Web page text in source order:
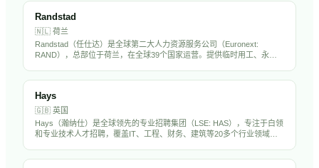
Randstad
🇳🇱 荷兰
Randstad（任仕达）是全球第二大人力资源服务公司（Euronext:
RAND），总部位于荷兰，在全球39个国家运营。提供临时用工、永久
Hays
🇬🇧 英国
Hays（瀚纳仕）是全球领先的专业招聘集团（LSE: HAS），专注于白领
和专业技术人才招聘，覆盖IT、工程、财务、建筑等20多个行业领域。